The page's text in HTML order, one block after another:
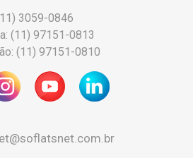
3059-0846
(11) 97151-0813
(11) 97151-0810